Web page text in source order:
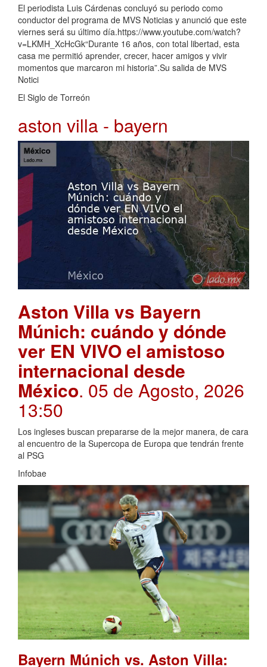
El periodista Luis Cárdenas concluyó su periodo como
conductor del programa de MVS Noticias y anunció que este
viernes será su último día.https://www.youtube.com/watch?
v=LKMH_XcHcGk“Durante 16 años, con total libertad, esta
casa me permitió aprender, crecer, hacer amigos y vivir
momentos que marcaron mi historia”.Su salida de MVS
Notici
El Siglo de Torreón
aston villa - bayern
Aston Villa vs Bayern
Múnich: cuándo y dónde
ver EN VIVO el amistoso
internacional desde
México. 05 de Agosto, 2026
13:50
Los ingleses buscan prepararse de la mejor manera, de cara
al encuentro de la Supercopa de Europa que tendrán frente
al PSG
Infobae
Bayern Múnich vs. Aston Villa: